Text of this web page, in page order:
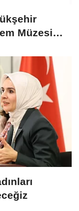
Müzesi